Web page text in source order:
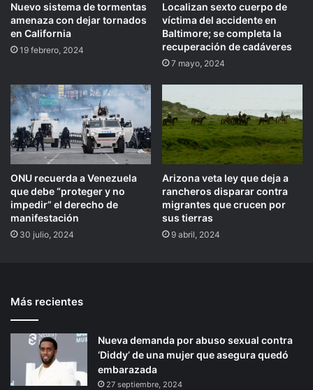
Nuevo sistema de tormentas
amenaza con dejar tornados
en California
19 febrero, 2024
Localizan sexto cuerpo de
víctima del accidente en
Baltimore; se completa la
recuperación de cadáveres
7 mayo, 2024
ONU recuerda a Venezuela
que debe “proteger y no
impedir” el derecho de
manifestación
30 julio, 2024
Arizona veta ley que deja a
rancheros disparar contra
migrantes que crucen por
sus tierras
9 abril, 2024
Más recientes
Nueva demanda por abuso sexual contra
‘Diddy’ de una mujer que asegura quedó
embarazada
27 septiembre, 2024